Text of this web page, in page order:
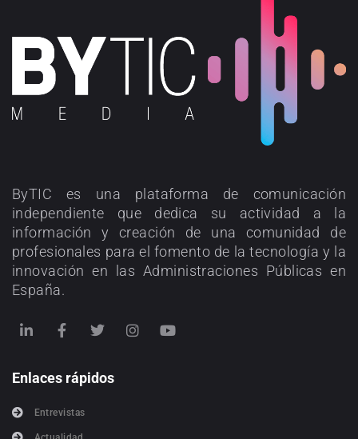
ByTIC es una plataforma de comunicación
independiente que dedica su actividad a la
información y creación de una comunidad de
profesionales para el fomento de la tecnología y la
innovación en las Administraciones Públicas en
España.
Enlaces rápidos
Entrevistas